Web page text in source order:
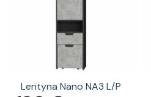
Lentyna Nano NA3 L/P